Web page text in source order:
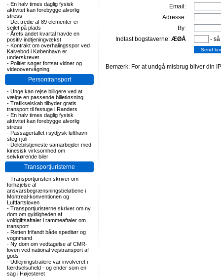
- En halv times daglig fysisk
aktivitet kan forebygge alvorlig
stress
- Det tredie af 89 elementer er
sejlet på plads
- Årets andet kvartal havde en
positiv indtjeningvækst
- Kontrakt om overhalingsspor ved
Kalvebod i København er
underskrevet
- Politiet søger fortsat vidner og
videoovervågning
Persontransport
- Unge kan rejse billigere ved at
vælge en passende billetløsning
- Trafikselskab tilbyder gratis
transport til festuge i Randers
- En halv times daglig fysisk
aktivitet kan forebygge alvorlig
stress
- Passagertallet i sydjysk lufthavn
steg i juli
- Delebilstjeneste samarbejder med
kinesisk virksomhed om
selvkørende biler
Transportjuristerne
- Transportjuristen skriver om
forhøjelse af
ansvarsbegrænsningsbeløbene i
Montreal-konventionen og
Luftfartsloven
- Transportjuristerne skriver om ny
dom om gyldigheden af
voldgiftsaftaler i rammeaftaler om
transport
- Retten frifandt både speditør og
vognmand
- Ny dom om vedtagelse af CMR-
loven ved national vejstransport af
gods
- Udlejningstrailere var involveret i
færdselsuheld - og ender som en
sag i Højesteret
Email:
Adresse:
By:
Indtast bogstaverne: ÆØÅ -
Bemærk: For at undgå misbrug bliver din